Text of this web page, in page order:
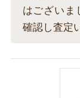
はございま
確認し査定